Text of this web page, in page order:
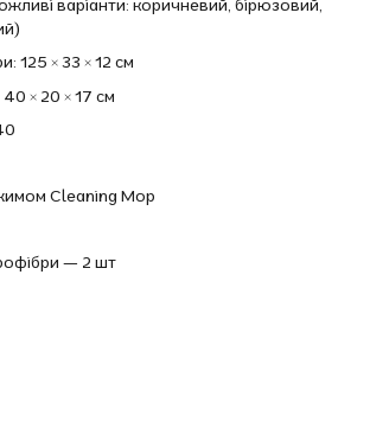
варіанти: коричневий, бірюзовий,
125 × 33 × 12 см
× 20 × 17 см
Cleaning Mop
— 2 шт